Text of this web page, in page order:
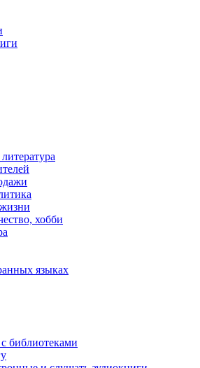
хобби
языках
библиотеками